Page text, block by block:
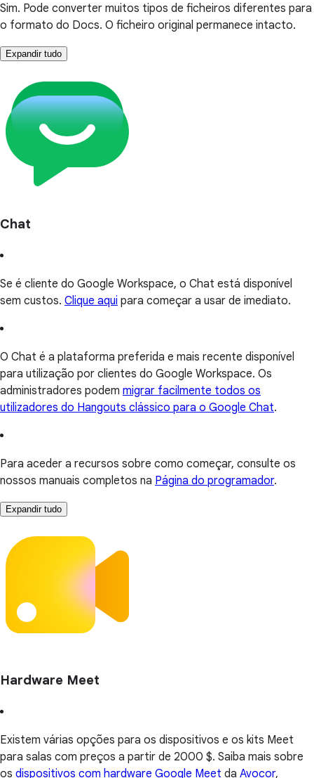
Sim. Pode converter muitos tipos de ficheiros diferentes para
o formato do Docs. O ficheiro original permanece intacto.
Expandir tudo
Chat
Se é cliente do Google Workspace, o Chat está disponível
sem custos. Clique aqui para começar a usar de imediato.
O Chat é a plataforma preferida e mais recente disponível
para utilização por clientes do Google Workspace. Os
administradores podem migrar facilmente todos os
utilizadores do Hangouts clássico para o Google Chat.
Para aceder a recursos sobre como começar, consulte os
nossos manuais completos na Página do programador.
Expandir tudo
Hardware Meet
Existem várias opções para os dispositivos e os kits Meet
para salas com preços a partir de 2000 $. Saiba mais sobre
os dispositivos com hardware Google Meet da Avocor,